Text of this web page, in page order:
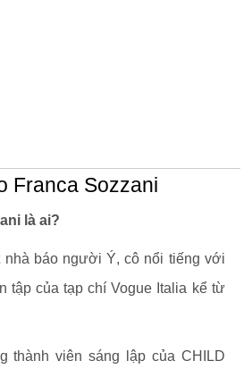
Franca Sozzani
là ai?
nhà báo người Ý, cô nổi tiếng với
tập của tạp chí Vogue Italia kể từ
thành viên sáng lập của CHILD